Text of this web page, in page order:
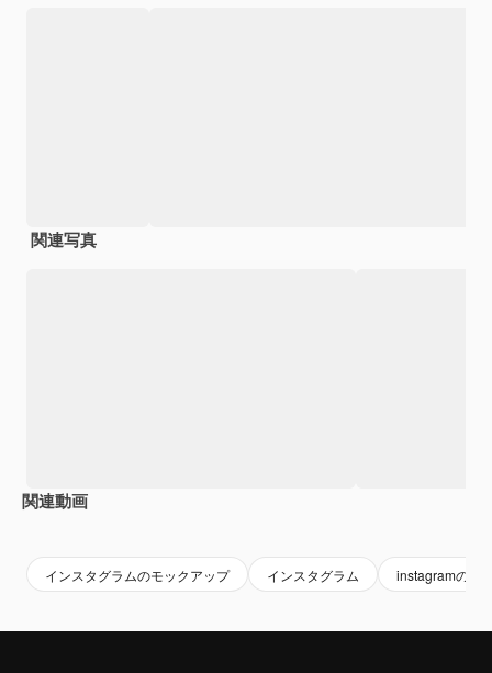
関連写真
関連動画
インスタグラムのモックアップ インスタグラム instagramのモ